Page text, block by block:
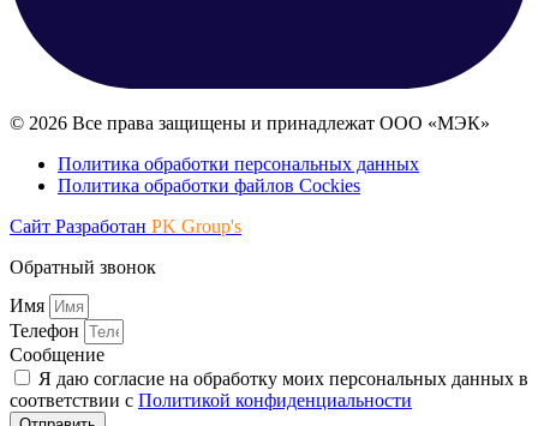
© 2026 Все права защищены и принадлежат ООО «МЭК»
Политика обработки персональных данных
Политика обработки файлов Cockies
Сайт Разработан PK Group's
Обратный звонок
Имя
Телефон
Сообщение
Я даю согласие на обработку моих персональных данных в
соответствии с Политикой конфиденциальности